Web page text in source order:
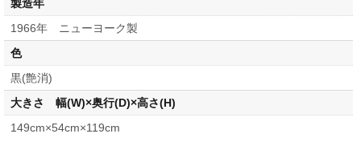
製造年
1966年 ニューヨーク製
色
黒(艶消)
大きさ 幅(W)×奥行(D)×高さ(H)
149cm×54cm×119cm